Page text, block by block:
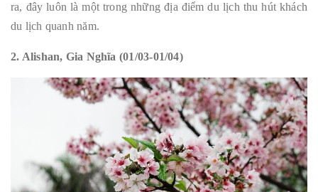
ra, đây luôn là một trong những địa điểm du lịch thu hút khách
du lịch quanh năm.
2. Alishan, Gia Nghĩa (01/03-01/04)